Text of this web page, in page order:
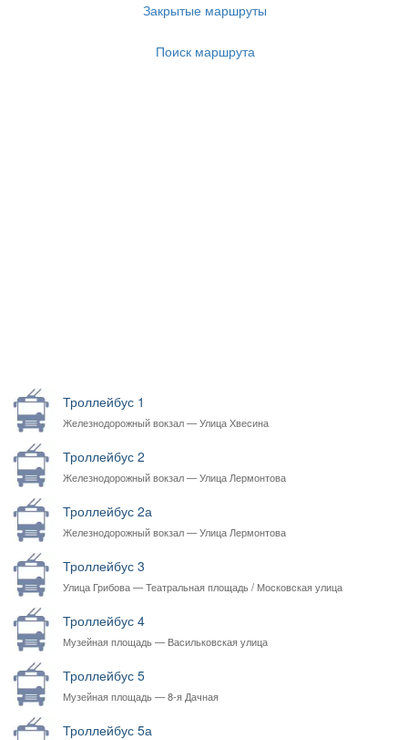
Закрытые маршруты
Поиск маршрута
Троллейбус 1
Железнодорожный вокзал — Улица Хвесина
Троллейбус 2
Железнодорожный вокзал — Улица Лермонтова
Троллейбус 2а
Железнодорожный вокзал — Улица Лермонтова
Троллейбус 3
Улица Грибова — Театральная площадь / Московская улица
Троллейбус 4
Музейная площадь — Васильковская улица
Троллейбус 5
Музейная площадь — 8-я Дачная
Троллейбус 5а